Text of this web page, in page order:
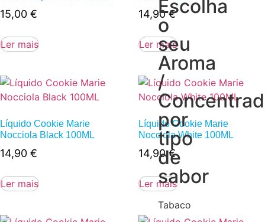
Escolha
o
seu
Aroma
/
por
tipo
de
sabor
Tabaco
15,00 €
Ler mais
14,90€
Ler mais
Líquido Cookie Marie
Nocciola Black 100ML
14,90 €
Ler mais
Líquido Cookie Marie
Nocciola White 100ML
14,90€
Ler mais